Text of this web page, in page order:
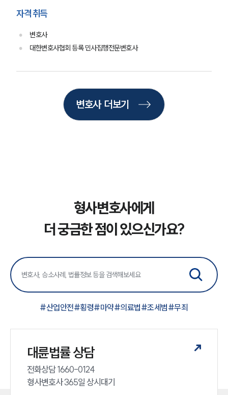
구성원 소개
소식/자료
대륜법률상담예약
대륜법률상담예약
자격 취득
변호사
대한변호사협회 등록 민사집행전문변호사
변호사 더보기
형사변호사에게
더 궁금한 점이 있으신가요?
#산업안전#횡령#마약#의료법#조세범#무죄
대륜법률 상담
전화상담 1660-0124
형사변호사 365일 상시대기